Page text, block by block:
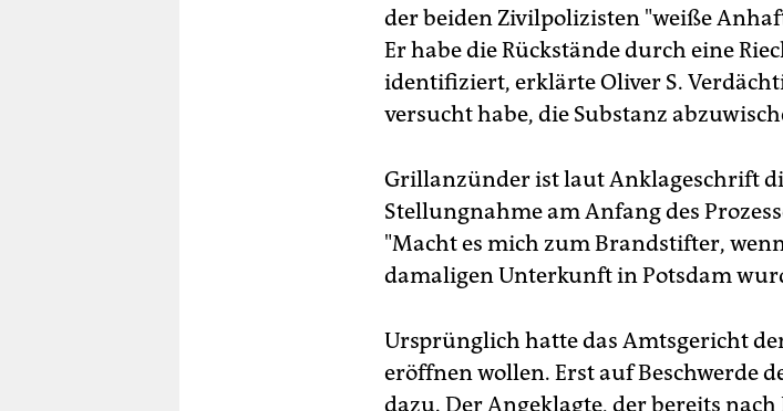
der beiden Zivilpolizisten "weiße
Er habe die Rückstände durch eine
identifiziert, erklärte Oliver S.
versucht habe, die Substanz
Grillanzünder ist laut Anklageschrift
Stellungnahme am Anfang des
"Macht es mich zum Brandstifter,
damaligen Unterkunft in Potsdam
Ursprünglich hatte das Amtsgericht
eröffnen wollen. Erst auf Beschwerde
dazu. Der Angeklagte, der bereits